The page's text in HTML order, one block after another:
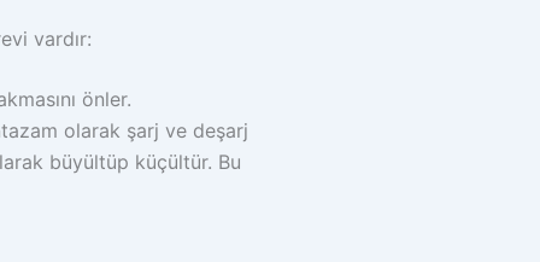
vardır:
önler.
olarak şarj ve deşarj
büyültüp küçültür. Bu